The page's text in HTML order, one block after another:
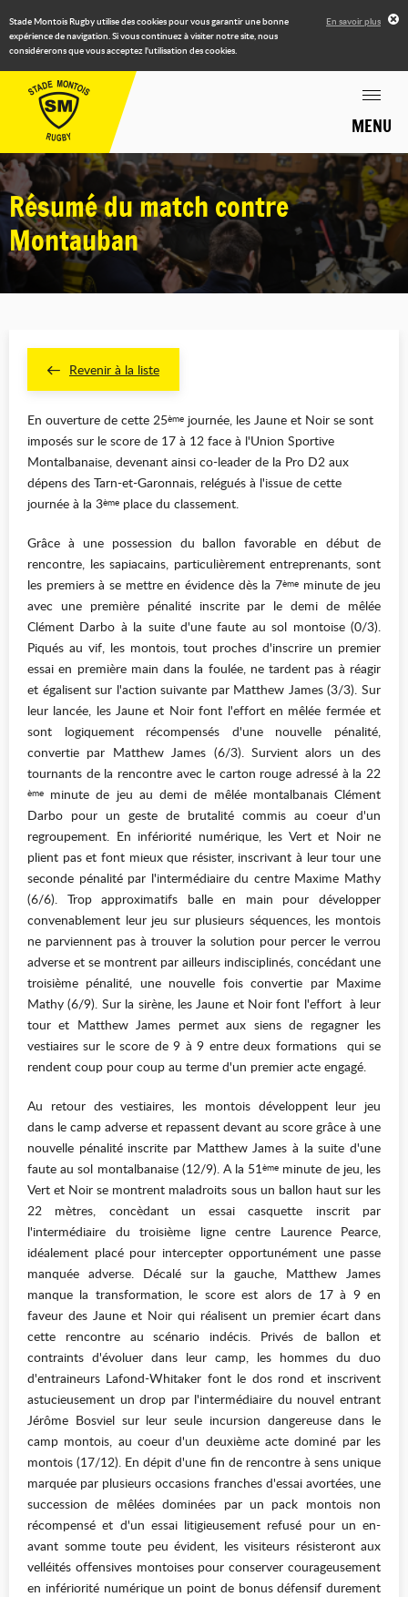
Stade Montois Rugby utilise des cookies pour vous garantir une bonne
expérience de navigation. Si vous continuez à visiter notre site, nous
considérerons que vous acceptez l'utilisation des cookies.
En savoir plus
MENU
Résumé du match contre
Montauban
Revenir à la liste
En ouverture de cette 25ème journée, les Jaune et Noir se sont
imposés sur le score de 17 à 12 face à l'Union Sportive
Montalbanaise, devenant ainsi co-leader de la Pro D2 aux
dépens des Tarn-et-Garonnais, relégués à l'issue de cette
journée à la 3ème place du classement.
Grâce à une possession du ballon favorable en début de
rencontre, les sapiacains, particulièrement entreprenants, sont
les premiers à se mettre en évidence dès la 7ème minute de jeu
avec une première pénalité inscrite par le demi de mêlée
Clément Darbo à la suite d'une faute au sol montoise (0/3).
Piqués au vif, les montois, tout proches d'inscrire un premier
essai en première main dans la foulée, ne tardent pas à réagir
et égalisent sur l'action suivante par Matthew James (3/3). Sur
leur lancée, les Jaune et Noir font l'effort en mêlée fermée et
sont logiquement récompensés d'une nouvelle pénalité,
convertie par Matthew James (6/3). Survient alors un des
tournants de la rencontre avec le carton rouge adressé à la 22
ème minute de jeu au demi de mêlée montalbanais Clément
Darbo pour un geste de brutalité commis au coeur d'un
regroupement. En infériorité numérique, les Vert et Noir ne
plient pas et font mieux que résister, inscrivant à leur tour une
seconde pénalité par l'intermédiaire du centre Maxime Mathy
(6/6). Trop approximatifs balle en main pour développer
convenablement leur jeu sur plusieurs séquences, les montois
ne parviennent pas à trouver la solution pour percer le verrou
adverse et se montrent par ailleurs indisciplinés, concédant une
troisième pénalité, une nouvelle fois convertie par Maxime
Mathy (6/9). Sur la sirène, les Jaune et Noir font l'effort à leur
tour et Matthew James permet aux siens de regagner les
vestiaires sur le score de 9 à 9 entre deux formations qui se
rendent coup pour coup au terme d'un premier acte engagé.
Au retour des vestiaires, les montois développent leur jeu
dans le camp adverse et repassent devant au score grâce à une
nouvelle pénalité inscrite par Matthew James à la suite d'une
faute au sol montalbanaise (12/9). A la 51ème minute de jeu, les
Vert et Noir se montrent maladroits sous un ballon haut sur les
22 mètres, concèdant un essai casquette inscrit par
l'intermédiaire du troisième ligne centre Laurence Pearce,
idéalement placé pour intercepter opportunément une passe
manquée adverse. Décalé sur la gauche, Matthew James
manque la transformation, le score est alors de 17 à 9 en
faveur des Jaune et Noir qui réalisent un premier écart dans
cette rencontre au scénario indécis. Privés de ballon et
contraints d'évoluer dans leur camp, les hommes du duo
d'entraineurs Lafond-Whitaker font le dos rond et inscrivent
astucieusement un drop par l'intermédiaire du nouvel entrant
Jérôme Bosviel sur leur seule incursion dangereuse dans le
camp montois, au coeur d'un deuxième acte dominé par les
montois (17/12). En dépit d'une fin de rencontre à sens unique
marquée par plusieurs occasions franches d'essai avortées, une
succession de mêlées dominées par un pack montois non
récompensé et d'un essai litigieusement refusé pour un en-
avant somme toute peu évident, les visiteurs résisteront aux
velléités offensives montoises pour conserver courageusement
en infériorité numérique un point de bonus défensif durement